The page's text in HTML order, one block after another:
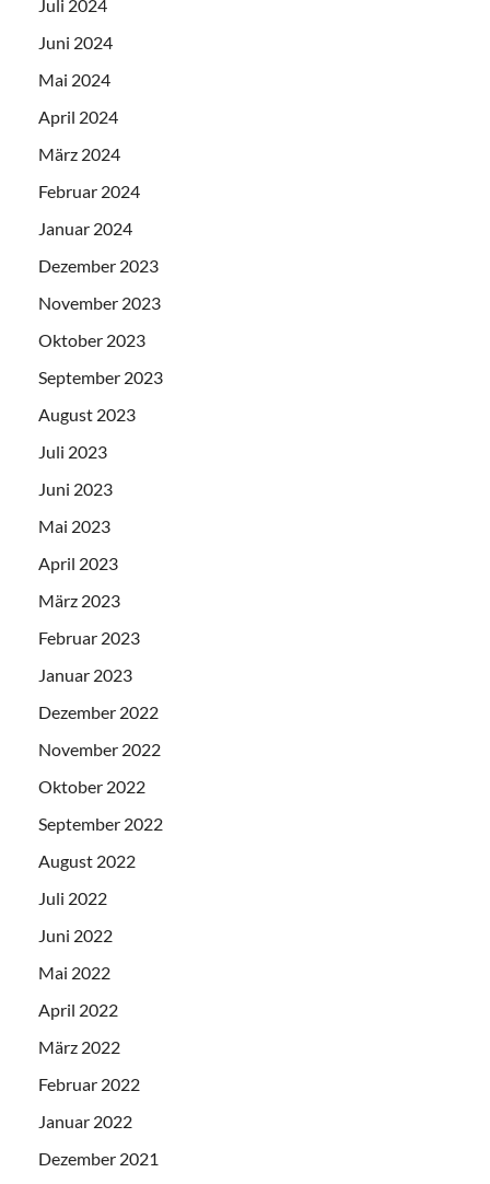
Juli 2024
Juni 2024
Mai 2024
April 2024
März 2024
Februar 2024
Januar 2024
Dezember 2023
November 2023
Oktober 2023
September 2023
August 2023
Juli 2023
Juni 2023
Mai 2023
April 2023
März 2023
Februar 2023
Januar 2023
Dezember 2022
November 2022
Oktober 2022
September 2022
August 2022
Juli 2022
Juni 2022
Mai 2022
April 2022
März 2022
Februar 2022
Januar 2022
Dezember 2021